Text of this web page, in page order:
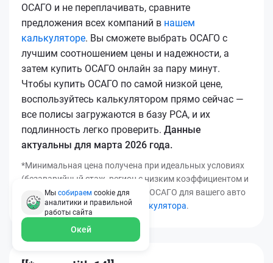
ОСАГО и не переплачивать, сравните
предложения всех компаний в нашем
калькуляторе. Вы сможете выбрать ОСАГО с
лучшим соотношением цены и надежности, а
затем купить ОСАГО онлайн за пару минут.
Чтобы купить ОСАГО по самой низкой цене,
воспользуйтесь калькулятором прямо сейчас —
все полисы загружаются в базу РСА, и их
подлинность легко проверить. Данные
актуальны для марта 2026 года.
*Минимальная цена получена при идеальных условиях
(безаварийный стаж, регион с низким коэффициентом и
т.д.). Узнать точную стоимость ОСАГО для вашего авто
можно с помощьюнашего калькулятора.
Мы собираем cookie для
аналитики и правильной
работы сайта
Окей